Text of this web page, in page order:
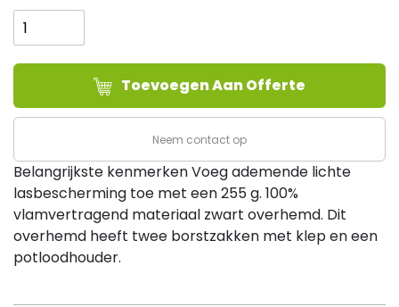
Electric
ZWART
FR-
-
Toevoegen Aan Offerte
Neem contact op
Belangrijkste kenmerken Voeg ademende lichte
lasbescherming toe met een 255 g. 100%
vlamvertragend materiaal zwart overhemd. Dit
overhemd heeft twee borstzakken met klep en een
potloodhouder.